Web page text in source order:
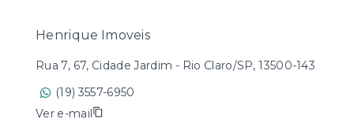
Henrique Imoveis
Rua 7, 67, Cidade Jardim - Rio Claro/SP, 13500-143
(19) 3557-6950
Ver e-mail